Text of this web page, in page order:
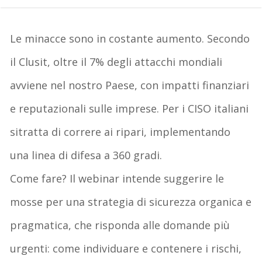
Le minacce sono in costante aumento. Secondo
il Clusit, oltre il 7% degli attacchi mondiali
avviene nel nostro Paese, con impatti finanziari
e reputazionali sulle imprese. Per i CISO italiani
sitratta di correre ai ripari, implementando
una linea di difesa a 360 gradi.
Come fare? Il webinar intende suggerire le
mosse per una strategia di sicurezza organica e
pragmatica, che risponda alle domande più
urgenti: come individuare e contenere i rischi,